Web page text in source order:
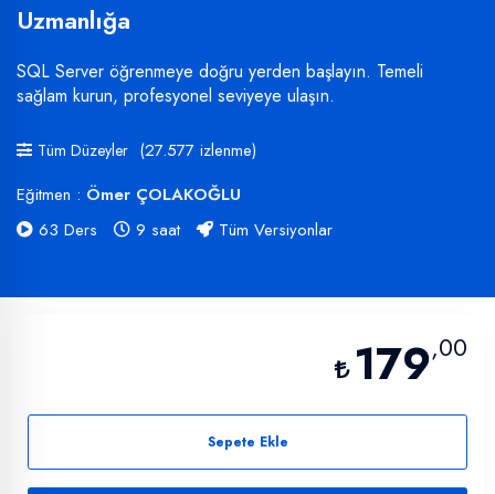
Uzmanlığa
SQL Server öğrenmeye doğru yerden başlayın. Temeli
sağlam kurun, profesyonel seviyeye ulaşın.
Tüm Düzeyler (27.577 izlenme)
Eğitmen : Ömer ÇOLAKOĞLU
63 Ders
9 saat Tüm Versiyonlar
179,00
Sepete Ekle